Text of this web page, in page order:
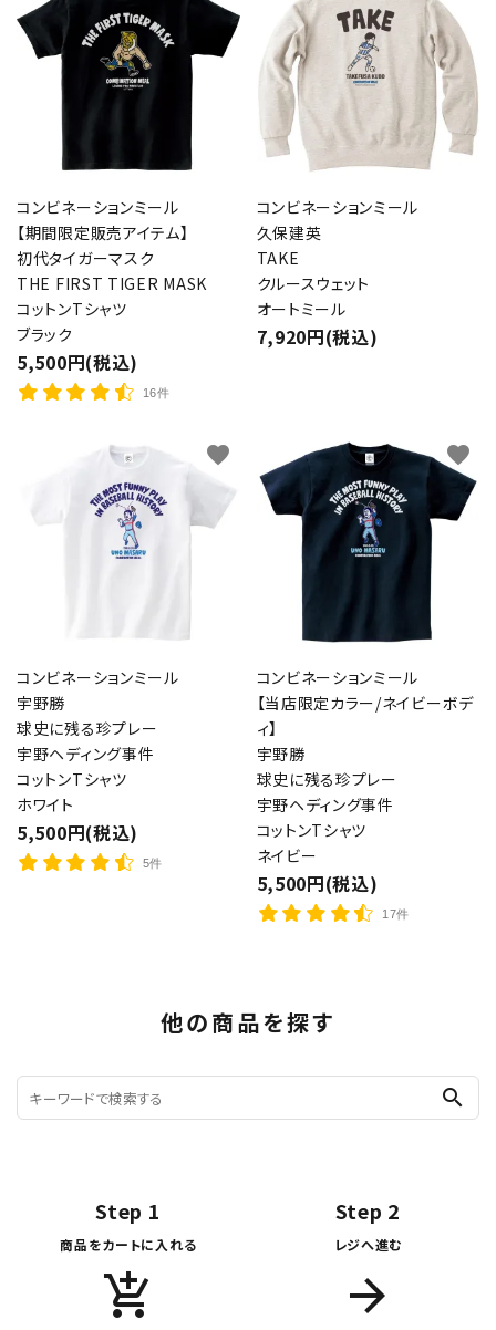
コンビネーションミール
【期間限定販売アイテム】
初代タイガーマスク
THE FIRST TIGER MASK
コットンTシャツ
ブラック
5,500円(税込)
16件
コンビネーションミール
久保建英
TAKE
クルースウェット
オートミール
7,920円(税込)
コンビネーションミール
宇野勝
球史に残る珍プレー
宇野ヘディング事件
コットンTシャツ
ホワイト
5,500円(税込)
5件
favorite
コンビネーションミール
【当店限定カラー/ネイビーボデ
ィ】
宇野勝
球史に残る珍プレー
宇野ヘディング事件
コットンTシャツ
ネイビー
5,500円(税込)
17件
favorite
他の商品を探す
search
Step 1
商品をカートに入れる
add_shopping_cart
Step 2
レジへ進む
arrow_forward